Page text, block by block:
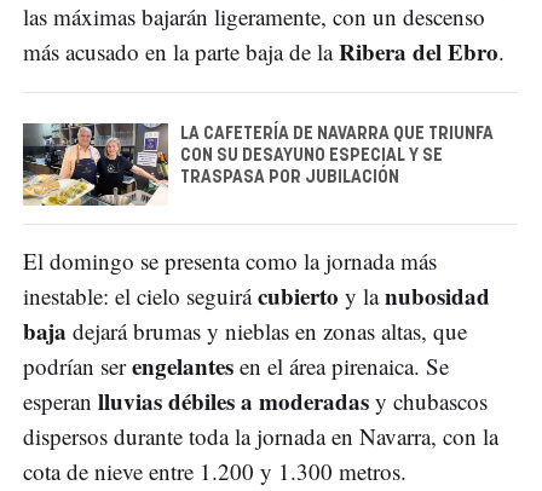
las máximas bajarán ligeramente, con un descenso
más acusado en la parte baja de laRibera del Ebro.
LA CAFETERÍA DE NAVARRA QUE TRIUNFA
CON SU DESAYUNO ESPECIAL Y SE
TRASPASA POR JUBILACIÓN
El domingo se presenta como la jornada más
inestable: el cielo seguirácubierto y lanubosidad
baja dejará brumas y nieblas en zonas altas, que
podrían serengelantes en el área pirenaica. Se
esperan lluvias débiles a moderadas y chubascos
dispersos durante toda la jornada en Navarra, con la
cota de nieve entre 1.200 y 1.300 metros.